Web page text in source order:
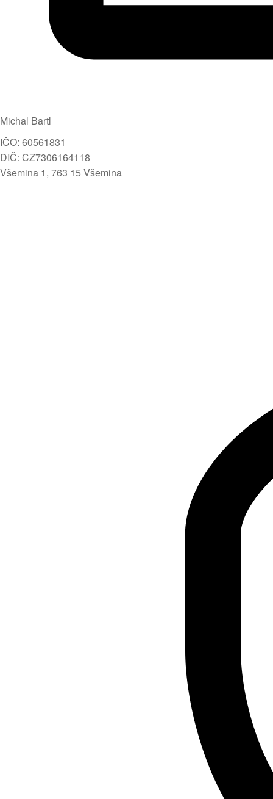
Michal Bartl
IČO: 60561831
DIČ: CZ7306164118
Všemina 1, 763 15 Všemina